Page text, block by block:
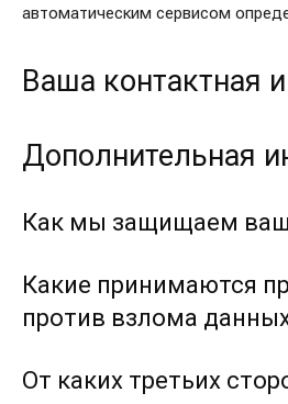
автоматическим сервисом
Ваша контактная
Дополнительная
Как мы защищаем
Какие принимаются
против взлома
От каких третьих